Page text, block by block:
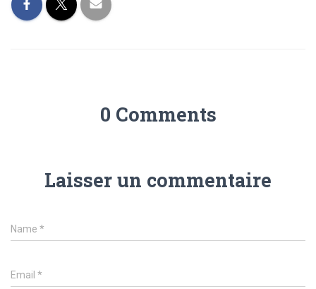
0 Comments
Laisser un commentaire
Name *
Email *